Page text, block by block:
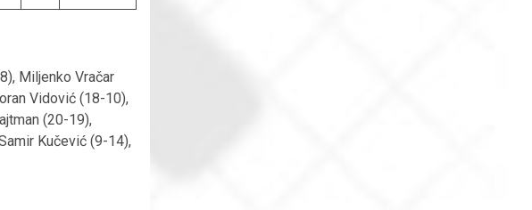
Miljenko Vračar
Vidović (18-10),
(20-19),
Kučević (9-14),